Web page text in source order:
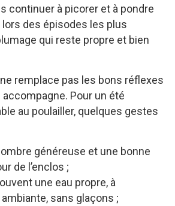
continuer à picorer et à pondre
des épisodes les plus
qui reste propre et bien
ne remplace pas les bons réflexes
Pour un été
au poulailler, quelques gestes
généreuse et une bonne
de l’enclos ;
une eau propre, à
sans glaçons ;